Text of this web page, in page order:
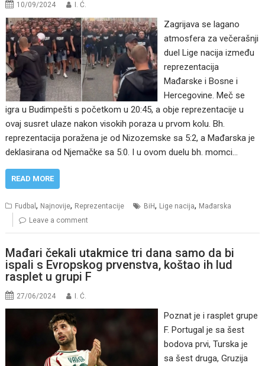
10/09/2024 I. Ć.
Zagrijava se lagano
atmosfera za večerašnji
duel Lige nacija između
reprezentacija
Mađarske i Bosne i
Hercegovine. Meč se
igra u Budimpešti s početkom u 20:45, a obje reprezentacije u
ovaj susret ulaze nakon visokih poraza u prvom kolu. Bh.
reprezentacija poražena je od Nizozemske sa 5:2, a Mađarska je
deklasirana od Njemačke sa 5:0. I u ovom duelu bh. momci…
READ MORE
Fudbal, Najnovije, Reprezentacije BiH, Lige nacija, Mađarska
Leave a comment
Mađari čekali utakmice tri dana samo da bi
ispali s Evropskog prvenstva, koštao ih lud
rasplet u grupi F
27/06/2024 I. Ć.
Poznat je i rasplet grupe
F. Portugal je sa šest
bodova prvi, Turska je
sa šest druga, Gruzija